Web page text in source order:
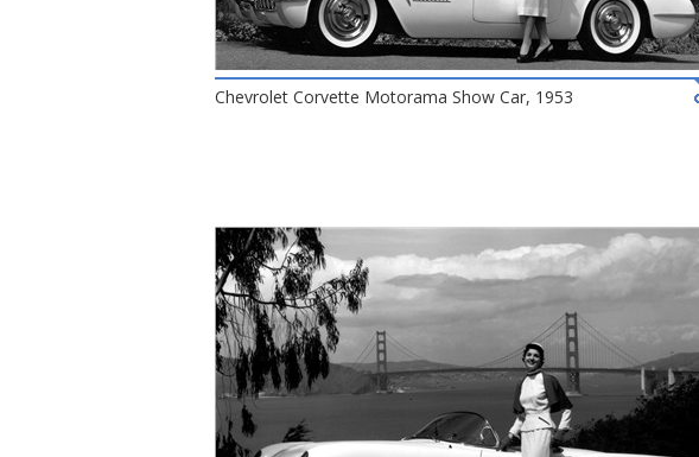
Chevrolet Corvette Motorama Show Car, 1953